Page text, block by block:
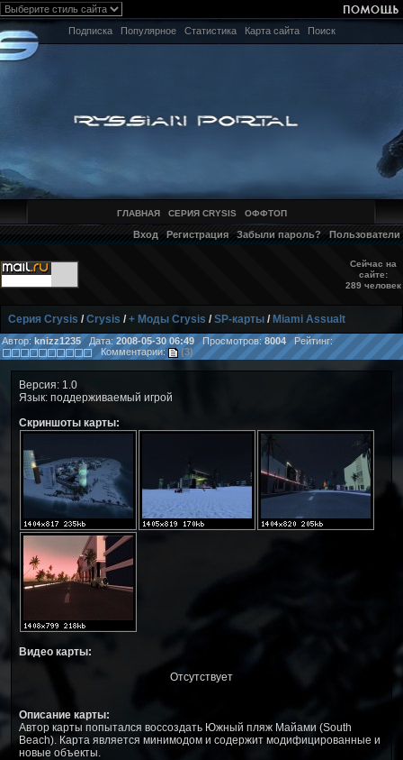
Подписка Популярное Статистика Карта сайта Поиск
ГЛАВНАЯ СЕРИЯ CRYSIS ОФФТОП
Вход Регистрация Забыли пароль? Пользователи
Сейчас на
сайте:
289 человек
Серия Crysis /Crysis /+ Моды Crysis /SP-карты / Miami Assualt
Автор: knizz1235Дата:2008-05-30 06:49 Просмотров:8004 Рейтинг:
Комментарии:
(3)
Версия: 1.0
Язык: поддерживаемый игрой
Скриншоты карты:
Видео карты:
Отсутствует
Описание карты:
Автор карты попытался воссоздать Южный пляж Майами (South
Beach). Карта является минимодом и содержит модифицированные и
новые объекты.